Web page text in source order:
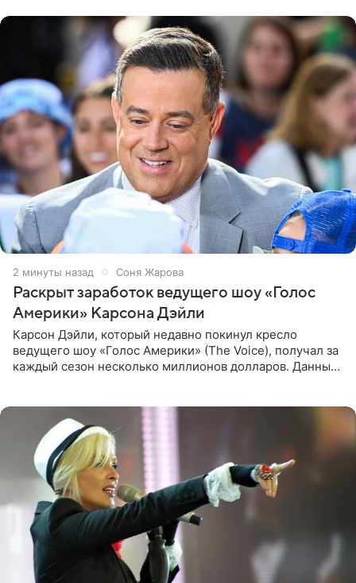
3 минуты назад Соня Жарова
Раскрыт заработок ведущего шоу «Голос
Америки» Карсона Дэйли
Карсон Дэйли, который недавно покинул кресло
ведущего шоу «Голос Америки» (The Voice), получал за
каждый сезон несколько миллионов долларов. Данные